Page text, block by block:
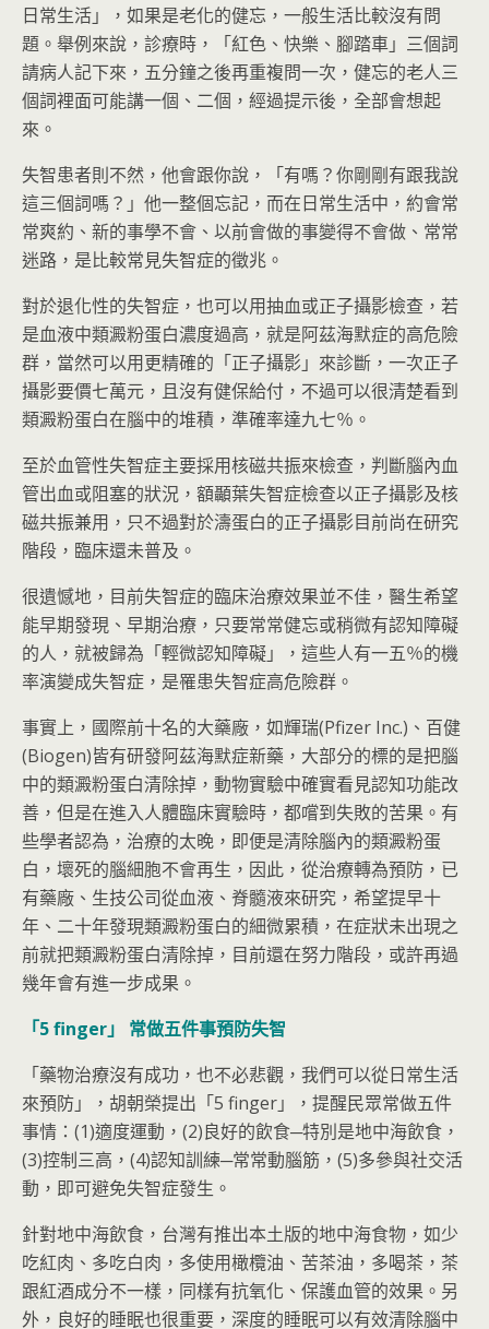
日常生活」，如果是老化的健忘，一般生活比較沒有問
題。舉例來說，診療時，「紅色、快樂、腳踏車」三個詞
請病人記下來，五分鐘之後再重複問一次，健忘的老人三
個詞裡面可能講一個、二個，經過提示後，全部會想起
來。
失智患者則不然，他會跟你說，「有嗎？你剛剛有跟我說
這三個詞嗎？」他一整個忘記，而在日常生活中，約會常
常爽約、新的事學不會、以前會做的事變得不會做、常常
迷路，是比較常見失智症的徵兆。
對於退化性的失智症，也可以用抽血或正子攝影檢查，若
是血液中類澱粉蛋白濃度過高，就是阿茲海默症的高危險
群，當然可以用更精確的「正子攝影」來診斷，一次正子
攝影要價七萬元，且沒有健保給付，不過可以很清楚看到
類澱粉蛋白在腦中的堆積，準確率達九七％。
至於血管性失智症主要採用核磁共振來檢查，判斷腦內血
管出血或阻塞的狀況，額顳葉失智症檢查以正子攝影及核
磁共振兼用，只不過對於濤蛋白的正子攝影目前尚在研究
階段，臨床還未普及。
很遺憾地，目前失智症的臨床治療效果並不佳，醫生希望
能早期發現、早期治療，只要常常健忘或稍微有認知障礙
的人，就被歸為「輕微認知障礙」，這些人有一五％的機
率演變成失智症，是罹患失智症高危險群。
事實上，國際前十名的大藥廠，如輝瑞(Pfizer Inc.)、百健
(Biogen)皆有研發阿茲海默症新藥，大部分的標的是把腦
中的類澱粉蛋白清除掉，動物實驗中確實看見認知功能改
善，但是在進入人體臨床實驗時，都嚐到失敗的苦果。有
些學者認為，治療的太晚，即便是清除腦內的類澱粉蛋
白，壞死的腦細胞不會再生，因此，從治療轉為預防，已
有藥廠、生技公司從血液、脊髓液來研究，希望提早十
年、二十年發現類澱粉蛋白的細微累積，在症狀未出現之
前就把類澱粉蛋白清除掉，目前還在努力階段，或許再過
幾年會有進一步成果。
「5 finger」 常做五件事預防失智
「藥物治療沒有成功，也不必悲觀，我們可以從日常生活
來預防」，胡朝榮提出「5 finger」，提醒民眾常做五件
事情：(1)適度運動，(2)良好的飲食─特別是地中海飲食，
(3)控制三高，(4)認知訓練─常常動腦筋，(5)多參與社交活
動，即可避免失智症發生。
針對地中海飲食，台灣有推出本土版的地中海食物，如少
吃紅肉、多吃白肉，多使用橄欖油、苦茶油，多喝茶，茶
跟紅酒成分不一樣，同樣有抗氧化、保護血管的效果。另
外，良好的睡眠也很重要，深度的睡眠可以有效清除腦中